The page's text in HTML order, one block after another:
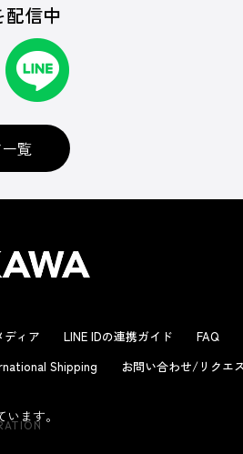
配信中
覧
ディア LINE IDの連携ガイド
FAQ
Shipping お問い合わせ/リクエ
ます。